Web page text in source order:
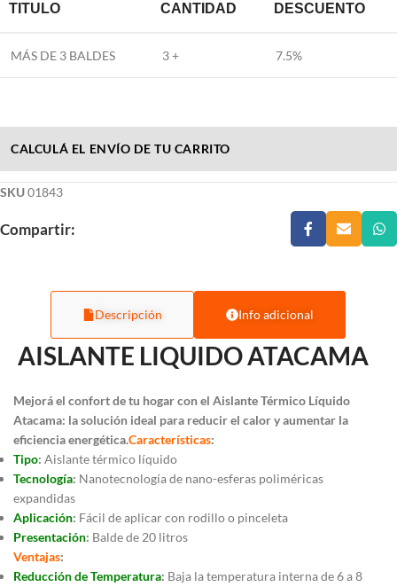
TITULO CANTIDAD DESCUENTO
MÁS DE 3 BALDES 3 + 7.5%
CALCULÁ EL ENVÍO DE TU CARRITO
SKU01843
Compartir:
Descripción Info adicional
AISLANTE LIQUIDO ATACAMA
Mejorá el confort de tu hogar con el Aislante Térmico Líquido
Atacama: la solución ideal para reducir el calor y aumentar la
eficiencia energética.Características:
Tipo: Aislante térmico líquido
Tecnología: Nanotecnología de nano-esferas poliméricas
expandidas
Aplicación: Fácil de aplicar con rodillo o pinceleta
Presentación: Balde de 20 litros
Ventajas:
Reducción de Temperatura: Baja la temperatura interna de 6 a 8